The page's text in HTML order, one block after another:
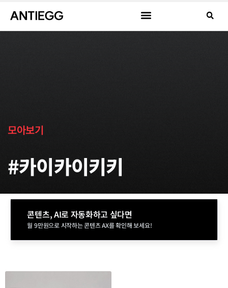
모아보기
#카이카이키키
콘텐츠, AI로 자동화하고 싶다면
월 9만원으로 시작하는 콘텐츠 AX를 확인해 보세요!